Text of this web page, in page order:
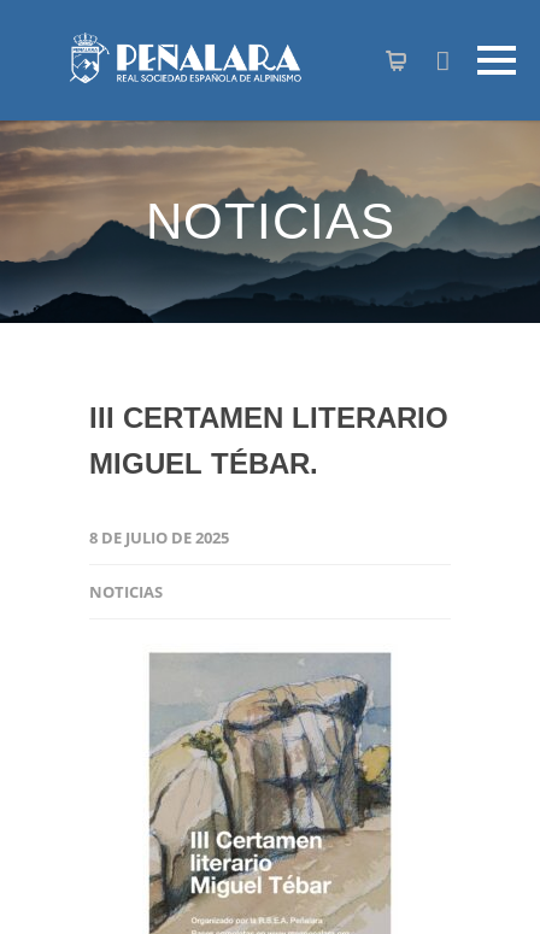
NOTICIAS
III CERTAMEN LITERARIO
MIGUEL TÉBAR.
8 DE JULIO DE 2025
NOTICIAS